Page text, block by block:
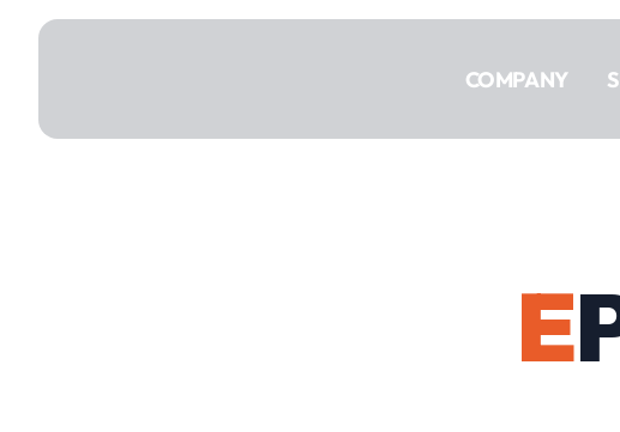
건너뛰기
COMPANY
E